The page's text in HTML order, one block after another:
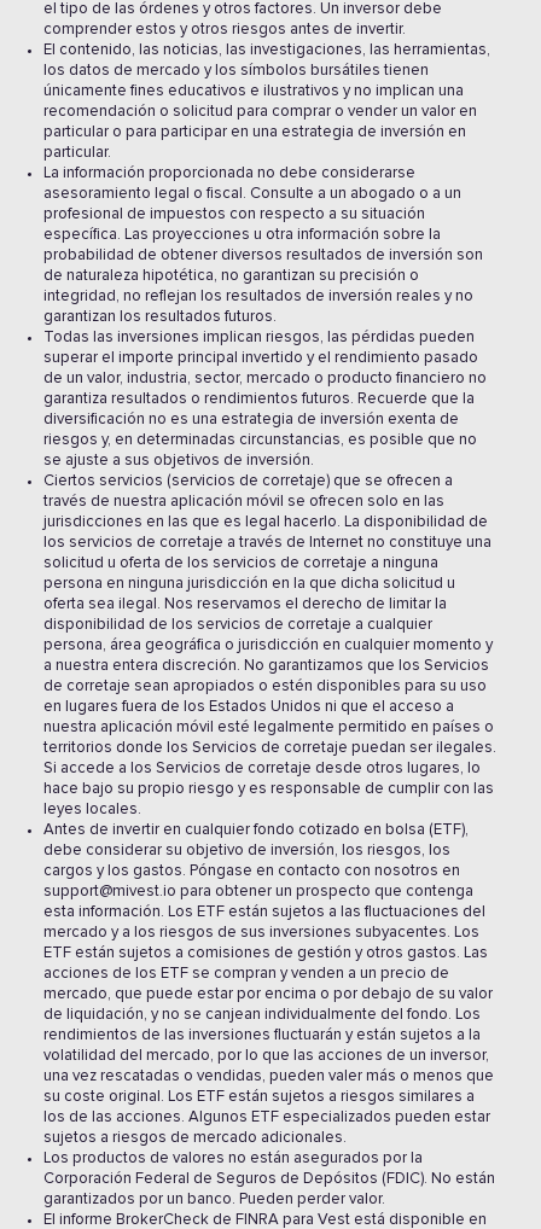
el tipo de las órdenes y otros factores. Un inversor debe
comprender estos y otros riesgos antes de invertir.
El contenido, las noticias, las investigaciones, las herramientas,
los datos de mercado y los símbolos bursátiles tienen
únicamente fines educativos e ilustrativos y no implican una
recomendación o solicitud para comprar o vender un valor en
particular o para participar en una estrategia de inversión en
particular.
La información proporcionada no debe considerarse
asesoramiento legal o fiscal. Consulte a un abogado o a un
profesional de impuestos con respecto a su situación
específica. Las proyecciones u otra información sobre la
probabilidad de obtener diversos resultados de inversión son
de naturaleza hipotética, no garantizan su precisión o
integridad, no reflejan los resultados de inversión reales y no
garantizan los resultados futuros.
Todas las inversiones implican riesgos, las pérdidas pueden
superar el importe principal invertido y el rendimiento pasado
de un valor, industria, sector, mercado o producto financiero no
garantiza resultados o rendimientos futuros. Recuerde que la
diversificación no es una estrategia de inversión exenta de
riesgos y, en determinadas circunstancias, es posible que no
se ajuste a sus objetivos de inversión.
Ciertos servicios (servicios de corretaje) que se ofrecen a
través de nuestra aplicación móvil se ofrecen solo en las
jurisdicciones en las que es legal hacerlo. La disponibilidad de
los servicios de corretaje a través de Internet no constituye una
solicitud u oferta de los servicios de corretaje a ninguna
persona en ninguna jurisdicción en la que dicha solicitud u
oferta sea ilegal. Nos reservamos el derecho de limitar la
disponibilidad de los servicios de corretaje a cualquier
persona, área geográfica o jurisdicción en cualquier momento y
a nuestra entera discreción. No garantizamos que los Servicios
de corretaje sean apropiados o estén disponibles para su uso
en lugares fuera de los Estados Unidos ni que el acceso a
nuestra aplicación móvil esté legalmente permitido en países o
territorios donde los Servicios de corretaje puedan ser ilegales.
Si accede a los Servicios de corretaje desde otros lugares, lo
hace bajo su propio riesgo y es responsable de cumplir con las
leyes locales.
Antes de invertir en cualquier fondo cotizado en bolsa (ETF),
debe considerar su objetivo de inversión, los riesgos, los
cargos y los gastos. Póngase en contacto con nosotros en
support@mivest.io para obtener un prospecto que contenga
esta información. Los ETF están sujetos a las fluctuaciones del
mercado y a los riesgos de sus inversiones subyacentes. Los
ETF están sujetos a comisiones de gestión y otros gastos. Las
acciones de los ETF se compran y venden a un precio de
mercado, que puede estar por encima o por debajo de su valor
de liquidación, y no se canjean individualmente del fondo. Los
rendimientos de las inversiones fluctuarán y están sujetos a la
volatilidad del mercado, por lo que las acciones de un inversor,
una vez rescatadas o vendidas, pueden valer más o menos que
su coste original. Los ETF están sujetos a riesgos similares a
los de las acciones. Algunos ETF especializados pueden estar
sujetos a riesgos de mercado adicionales.
Los productos de valores no están asegurados por la
Corporación Federal de Seguros de Depósitos (FDIC). No están
garantizados por un banco. Pueden perder valor.
El informe BrokerCheck de FINRA para Vest está disponible en